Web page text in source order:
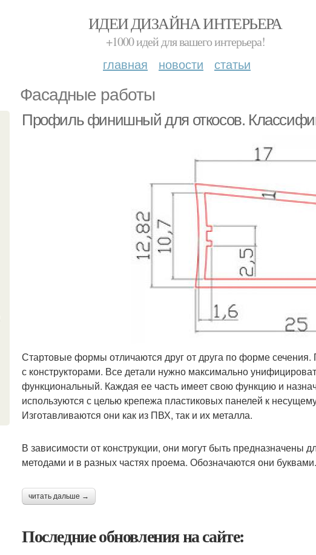
ИДЕИ ДИЗАЙНА ИНТЕРЬЕРА
+1000 идей для вашего интерьера!
главная новости статьи
Фасадные работы
Профиль финишный для откосов.
Стартовые формы отличаются друг от друга по форме
с конструкторами. Все детали нужно максимально
функциональный. Каждая ее часть имеет свою функцию и
используются с целью крепежа пластиковых панелей к
Изготавливаются они как из ПВХ, так и их металла.
В зависимости от конструкции, они могут быть предназначены
методами и в разных частях проема. Обозначаются они
читать дальше →
Последние обновления на сайте: